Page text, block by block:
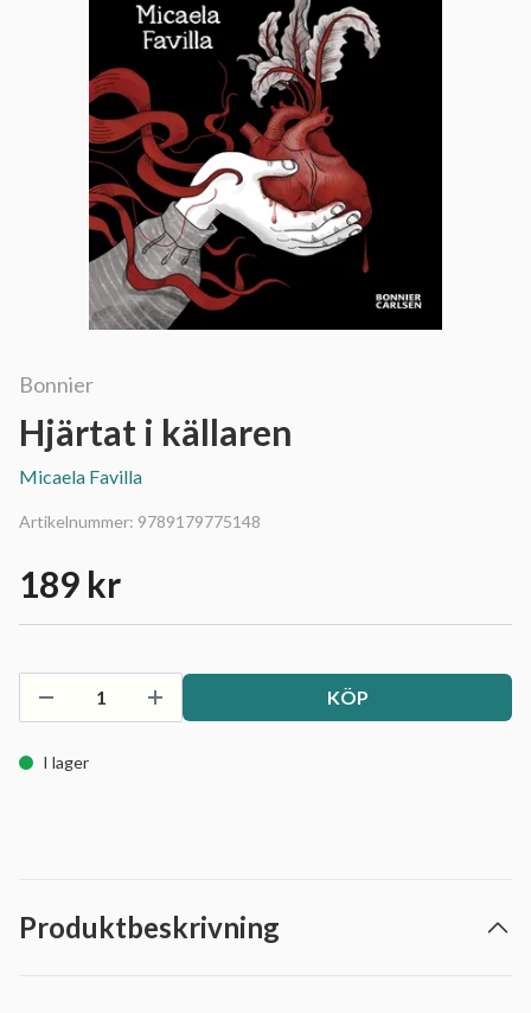
Bonnier
Hjärtat i källaren
Micaela Favilla
Artikelnummer: 9789179775148
189 kr
KÖP
I lager
Produktbeskrivning